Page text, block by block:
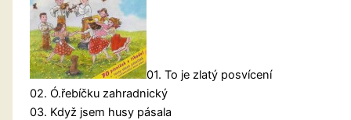
01. To je zlatý posvícení
02. Ó.řebíčku zahradnický
03. Když jsem husy pásala